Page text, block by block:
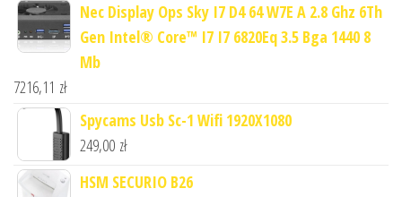
Nec Display Ops Sky I7 D4 64 W7E A 2.8 Ghz 6Th
Gen Intel® Core™ I7 I7 6820Eq 3.5 Bga 1440 8
Mb
7216,11 zł
Spycams Usb Sc-1 Wifi 1920X1080
249,00 zł
HSM SECURIO B26